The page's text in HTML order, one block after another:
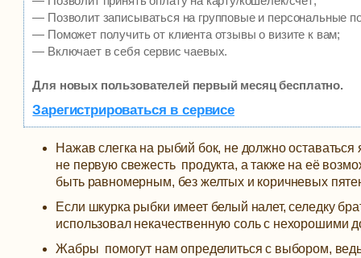
— Позволит записываться на групповые и персональные
— Поможет получить от клиента отзывы о визите к вам;
— Включает в себя сервис чаевых.
Для новых пользователей первый месяц бесплатно.
Зарегистрироваться в сервисе
Нажав слегка на рыбий бок, не должно оставаться
не первую свежесть продукта, а также на её
быть равномерным, без желтых и коричневых
Если шкурка рыбки имеет белый налет, селедку
использовал некачественную соль с нехорошими
Жабры помогут нам определиться с выбором,